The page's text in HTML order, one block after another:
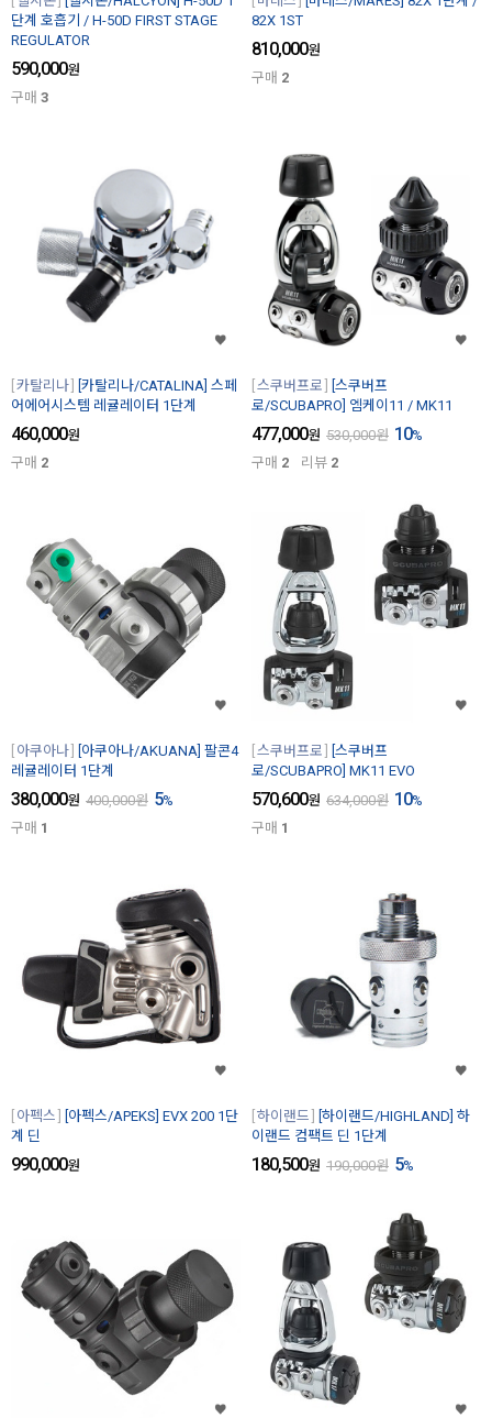
단계 호흡기 / H-50D FIRST STAGE
REGULATOR
590,000원
구매 3
82X 1ST
810,000원
구매 2
카탈리나
[카탈리나/CATALINA] 스페
어에어시스템 레귤레이터 1단계
460,000원
구매 2
스쿠버프로
[스쿠버프
로/SCUBAPRO] 엠케이11 / MK11
477,000원 530,000원 10%
구매 2 리뷰 2
아쿠아나
[아쿠아나/AKUANA] 팔콘4
레귤레이터 1단계
380,000원 400,000원 5%
구매 1
스쿠버프로
[스쿠버프
로/SCUBAPRO] MK11 EVO
570,600원 634,000원 10%
구매 1
아펙스
[아펙스/APEKS] EVX 200 1단
계 딘
990,000원
하이랜드
[하이랜드/HIGHLAND] 하
이랜드 컴팩트 딘 1단계
180,500원 190,000원 5%